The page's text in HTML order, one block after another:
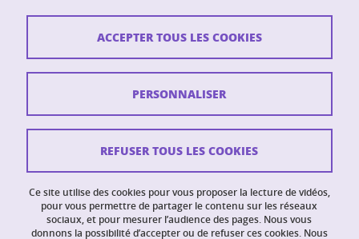
38400 Saint-Martin-d'Hères
Contact
Mentions légales
Données personnelles
Ce site utilise des cookies pour vous proposer la lecture de vidéos,
pour vous permettre de partager le contenu sur les réseaux
sociaux, et pour mesurer l’audience des pages. Nous vous
donnons la possibilité d’accepter ou de refuser ces cookies. Nous
ACCEPTER TOUS LES COOKIES
REFUSER TOUS LES COOKIES
PERSONNALISER